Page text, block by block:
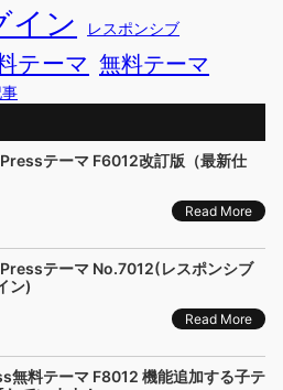
イン レスポンシブ
テーマ 無料テーマ
テーマ F6012改訂版（最新仕
Read More
テーマ No.7012(レスポンシブ
ン)
Read More
無料テーマ F8012 機能追加する子テ